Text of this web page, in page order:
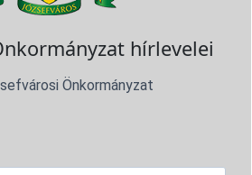
hírlevelei
Önkormányzat